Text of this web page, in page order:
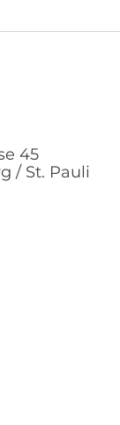
45
/ St. Pauli